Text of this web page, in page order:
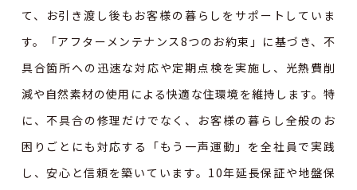
て、お引き渡し後もお客様の暮らしをサポートしていま
す。「アフターメンテナンス8つのお約束」に基づき、不
具合箇所への迅速な対応や定期点検を実施し、光熱費削
減や自然素材の使用による快適な住環境を維持します。特
に、不具合の修理だけでなく、お客様の暮らし全般のお
困りごとにも対応する「もう一声運動」を全社員で実践
し、安心と信頼を築いています。10年延長保証や地盤保